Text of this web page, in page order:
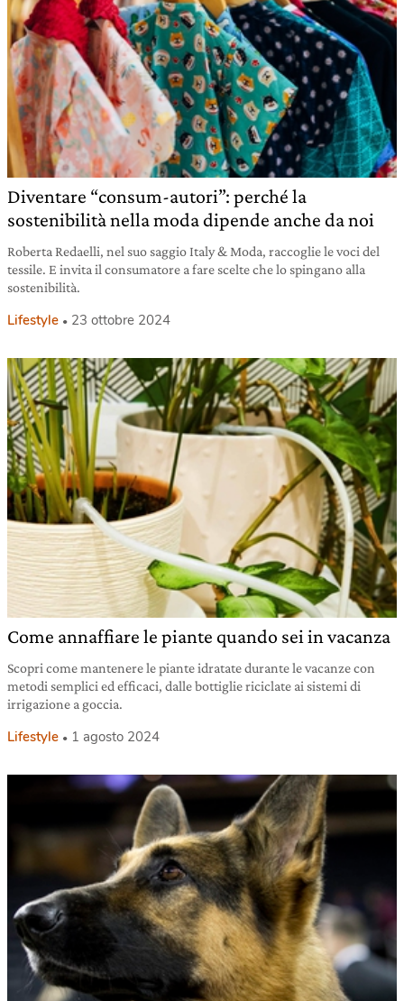
Diventare “consum-autori”: perché la
sostenibilità nella moda dipende anche da noi
Roberta Redaelli, nel suo saggio Italy & Moda, raccoglie le voci del
tessile. E invita il consumatore a fare scelte che lo spingano alla
sostenibilità.
Lifestyle 23 ottobre 2024
Come annaffiare le piante quando sei in vacanza
Scopri come mantenere le piante idratate durante le vacanze con
metodi semplici ed efficaci, dalle bottiglie riciclate ai sistemi di
irrigazione a goccia.
Lifestyle 1 agosto 2024